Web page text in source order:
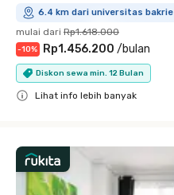
6.4 km dari universitas bakrie
mulai dari Rp1.618.000
-10% Rp1.456.200 /bulan
Diskon sewa min. 12 Bulan
Lihat info lebih banyak